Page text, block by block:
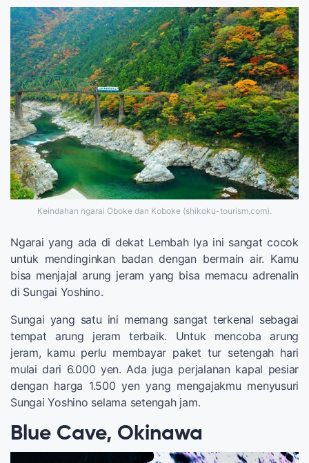
Keindahan ngarai Oboke dan Koboke (shikoku-tourism.com).
Ngarai yang ada di dekat Lembah Iya ini sangat cocok
untuk mendinginkan badan dengan bermain air. Kamu
bisa menjajal arung jeram yang bisa memacu adrenalin
di Sungai Yoshino.
Sungai yang satu ini memang sangat terkenal sebagai
tempat arung jeram terbaik. Untuk mencoba arung
jeram, kamu perlu membayar paket tur setengah hari
mulai dari 6.000 yen. Ada juga perjalanan kapal pesiar
dengan harga 1.500 yen yang mengajakmu menyusuri
Sungai Yoshino selama setengah jam.
Blue Cave, Okinawa